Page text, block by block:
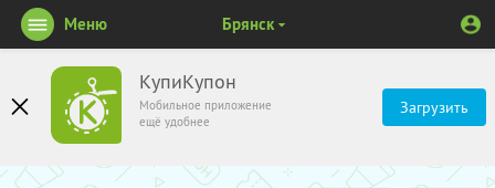
КупиКупон
Мобильное приложение
ещё удобнее
Загрузить
Меню Брянск